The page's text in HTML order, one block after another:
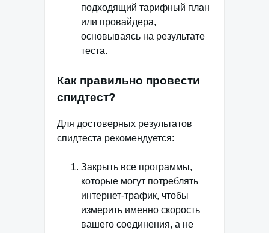
подходящий тарифный план
или провайдера,
основываясь на результате
теста.
Как правильно провести
спидтест?
Для достоверных результатов
спидтеста рекомендуется:
Закрыть все программы,
которые могут потреблять
интернет-трафик, чтобы
измерить именно скорость
вашего соединения, а не